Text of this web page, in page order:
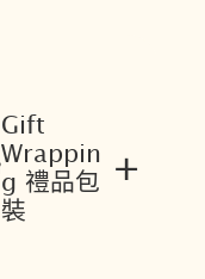
Gift
Wrappin
g 禮品包
裝
+